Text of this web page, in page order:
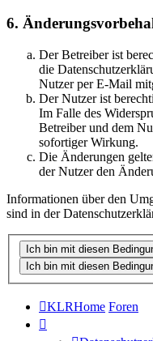
6.
Der Betreiber ist
die
Nutzer per E-Mail
Der Nutzer ist
Im Falle des
Betreiber und dem
sofortiger Wirkung.
Die Änderungen
der Nutzer den
Informationen über den
sind in der
KLRHome Foren